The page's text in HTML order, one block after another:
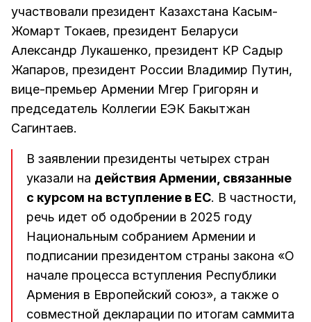
участвовали президент Казахстана Касым-
Жомарт Токаев, президент Беларуси
Александр Лукашенко, президент КР Садыр
Жапаров, президент России Владимир Путин,
вице-премьер Армении Мгер Григорян и
председатель Коллегии ЕЭК Бакытжан
Сагинтаев.
В заявлении президенты четырех стран
указали на действия Армении, связанные
с курсом на вступление в ЕС. В частности,
речь идет об одобрении в 2025 году
Национальным собранием Армении и
подписании президентом страны закона «О
начале процесса вступления Республики
Армения в Европейский союз», а также о
совместной декларации по итогам саммита